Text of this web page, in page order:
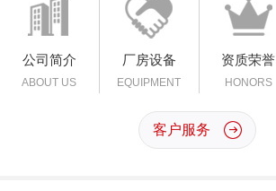
公司简介
ABOUT US
厂房设备
EQUIPMENT
资质荣誉
HONORS
客户服务